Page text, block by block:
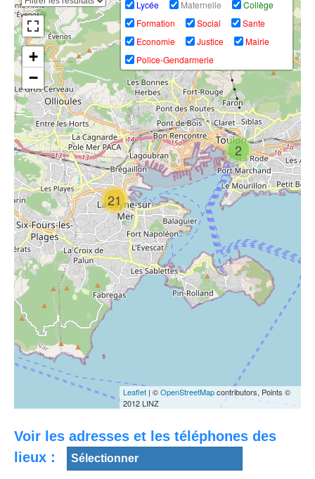
(Var)
Mer
(83 France)
#MUNICIPALES2020
#LASEYNE
Portrait de
Sandra Torres
Fusillade de la
Seyne-sur-Mer
GabMorrison -
Visite de la cité
Berthe avec
DiezzB (La
Seyne sur Mer)
#MUNICIPALES2020
#LASEYNE 1er
entretien 2020 :
Patrice Bessone
#MUNICIPALES2020
#LASEYNE
Tête à tête avec
Dorian Munoz
#MUNICIPALES2020
#LaSeyne Marc
Vuillemot défend
son bilan
La Maison
France 5 en
visite à Toulon et
Mer
veut de
l'innovation pour
La Seyne
#MUNICIPALES2020
#LASEYNE
Portrait de
Patrice Bessone
2
21
+
−
Lycée Maternelle
Collège
Formation
Social
Sante
Economie
Justice
Mairie
Police-Gendarmerie
Leaflet | ©OpenStreetMapcontributors, Points ©
2012 LINZ
Voir les adresses et les téléphones des
lieux :